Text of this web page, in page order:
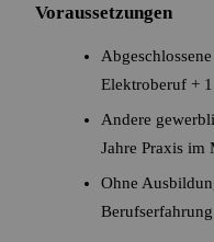
Voraussetzungen
Elektroberuf +
Andere
Jahre Praxis im
Ohne
Berufserfahrung